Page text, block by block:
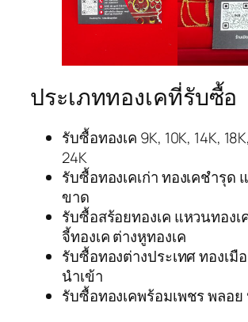
ประเภททองเคที่รับซื้อ
รับซื้อทองเค 9K, 10K, 14K,
24K
รับซื้อทองเคเก่า ทองเคชำรุด
ขาด
รับซื้อสร้อยทองเค แหวนทองเ
จี้ทองเค ต่างหูทองเค
รับซื้อทองต่างประเทศ ทองเมื
นำเข้า
รับซื้อทองเคพร้อมเพชร พลอ